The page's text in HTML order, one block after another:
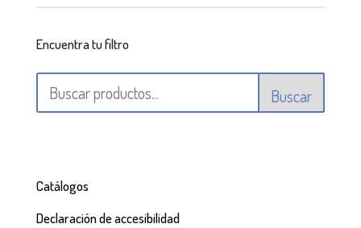
Encuentra tu filtro
Buscar
Catálogos
Declaración de accesibilidad